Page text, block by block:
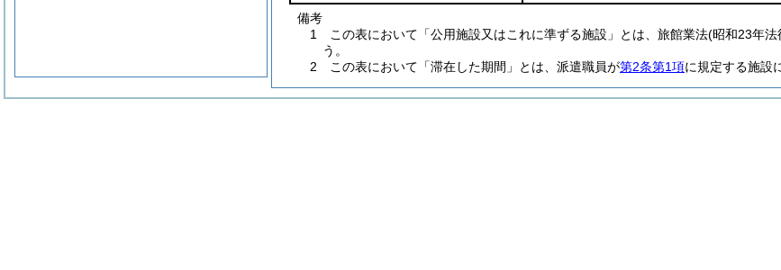
備考
1 この表において「公用施設又はこれに準ずる施設」とは、旅館業法(昭和23年
う。
2 この表において「滞在した期間」とは、派遣職員が第2条第1項に規定する施設